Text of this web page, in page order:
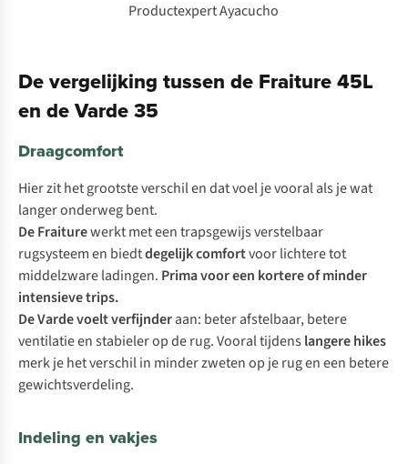
Productexpert Ayacucho
De vergelijking tussen de Fraiture 45L
en de Varde 35
Draagcomfort
Hier zit het grootste verschil en dat voel je vooral als je wat
langer onderweg bent.
De Fraiturewerkt met een trapsgewijs verstelbaar
rugsysteem en biedtdegelijk comfortvoor lichtere tot
middelzware ladingen. Prima voor een kortere of minder
intensieve trips.
De Varde voelt verfijnderaan: beter afstelbaar, betere
ventilatie en stabieler op de rug. Vooral tijdens langere hikes
merk je het verschil in minder zweten op je rug en een betere
gewichtsverdeling.
Indeling en vakjes